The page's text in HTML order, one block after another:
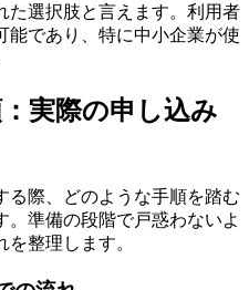
た選択肢と言えます。利用者
能であり、特に中小企業が使
実際の申し込み
る際、どのような手順を踏む
準備の段階で戸惑わないよ
整理します。